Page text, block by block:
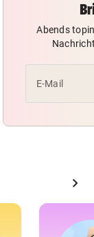
Abends
E-Mail
chevron_right